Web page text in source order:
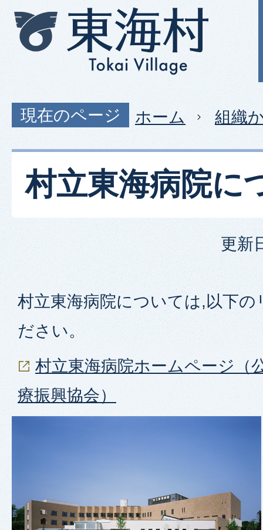
現在のページ ホーム 組織
村立東海病院に
更新
村立東海病院については,以下
ださい。
村立東海病院ホームページ（
療振興協会）